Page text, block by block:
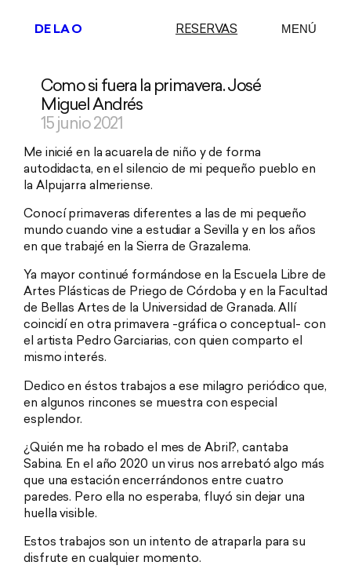
contenido
DE LA O RESERVAS MENÚ
Como si fuera la primavera. José
Miguel Andrés
15 junio 2021
Me inicié en la acuarela de niño y de forma
autodidacta, en el silencio de mi pequeño pueblo en
la Alpujarra almeriense.
Conocí primaveras diferentes a las de mi pequeño
mundo cuando vine a estudiar a Sevilla y en los años
en que trabajé en la Sierra de Grazalema.
Ya mayor continué formándose en la Escuela Libre de
Artes Plásticas de Priego de Córdoba y en la Facultad
de Bellas Artes de la Universidad de Granada. Allí
coincidí en otra primavera -gráfica o conceptual- con
el artista Pedro Garciarias, con quien comparto el
mismo interés.
Dedico en éstos trabajos a ese milagro periódico que,
en algunos rincones se muestra con especial
esplendor.
¿Quién me ha robado el mes de Abril?, cantaba
Sabina. En el año 2020 un virus nos arrebató algo más
que una estación encerrándonos entre cuatro
paredes. Pero ella no esperaba, fluyó sin dejar una
huella visible.
Estos trabajos son un intento de atraparla para su
disfrute en cualquier momento.